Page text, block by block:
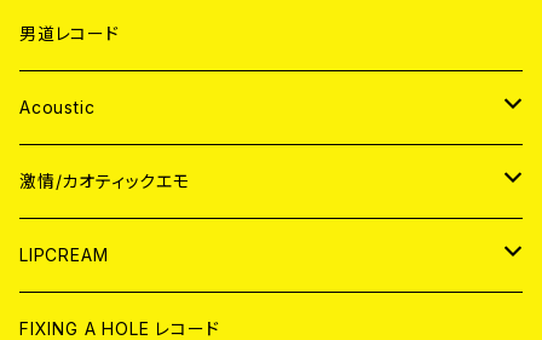
男道レコード
Acoustic
JAPAN
CD
ANALOG
WORLD
CD
激情/カオティックエモ
JAPAN
CD
WORLD
LIPCREAM
CD
FIXING A HOLE レコード